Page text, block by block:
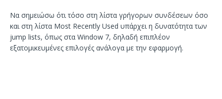
Να σημειώσω ότι τόσο στη λίστα γρήγορων συνδέσεων όσο
και στη λίστα Most Recently Used υπάρχει η δυνατότητα των
jump lists, όπως στα Window 7, δηλαδή επιπλέον
εξατομικευμένες επιλογές ανάλογα με την εφαρμογή.